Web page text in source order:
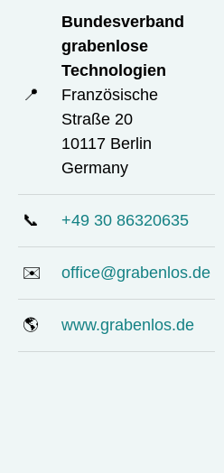
📍
Bundesverband
grabenlose
Technologien
Französische
Straße 20
10117 Berlin
Germany
📞 +49 30 86320635
✉️ office@grabenlos.de
🌎 www.grabenlos.de